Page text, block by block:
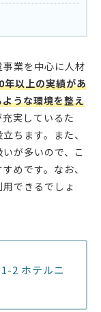
業を中心に人材
年以上の実績があ
うな環境を整え
実しているた
ちます。また、
が多いので、こ
めです。なお、
できるでしょ
2 ホテルニ